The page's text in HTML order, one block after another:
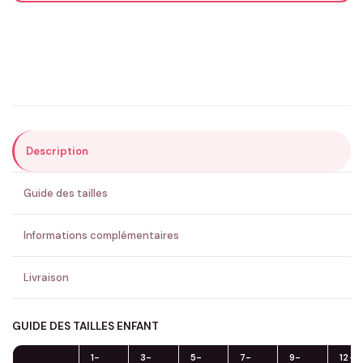
ENVOYER MA DEMANDE ✨
💚 Retour sous 24-48h🇫🇷 Flocage en France✅ Validation avant fabrication
Description
Guide des tailles
Informations complémentaires
Livraison
GUIDE DES TAILLES ENFANT
1- 3- 5- 7- 9- 12-